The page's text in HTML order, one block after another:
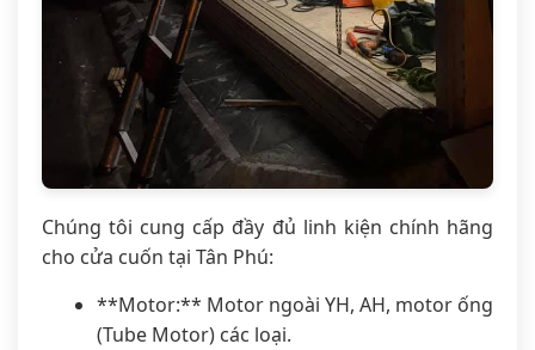
Chúng tôi cung cấp đầy đủ linh kiện chính hãng
cho cửa cuốn tại Tân Phú:
**Motor:** Motor ngoài YH, AH, motor ống
(Tube Motor) các loại.